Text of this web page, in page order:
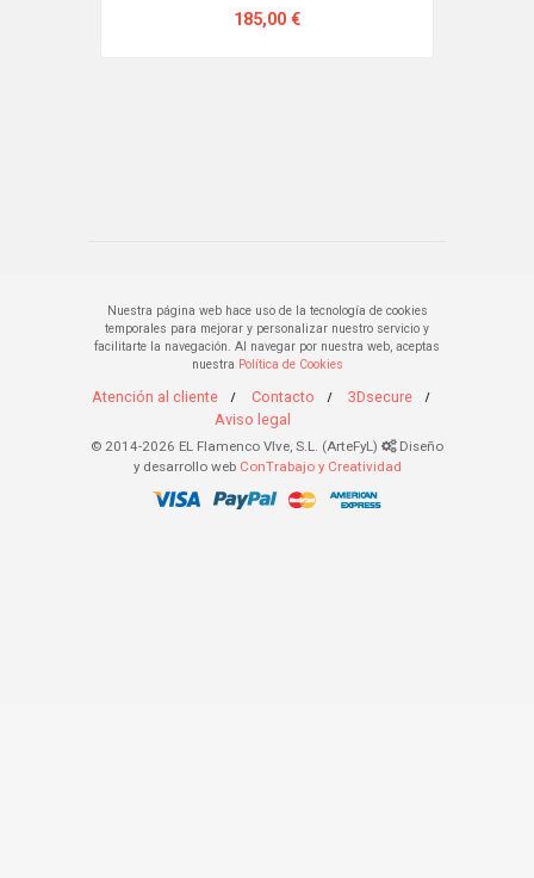
185,00 €
Nuestra página web hace uso de la tecnología de cookies
temporales para mejorar y personalizar nuestro servicio y
facilitarte la navegación. Al navegar por nuestra web, aceptas
nuestra Política de Cookies
Atención al cliente Contacto
3Dsecure
Aviso legal
© 2014-2026 EL Flamenco VIve, S.L. (ArteFyL)
Diseño
y desarrollo web ConTrabajo y Creatividad